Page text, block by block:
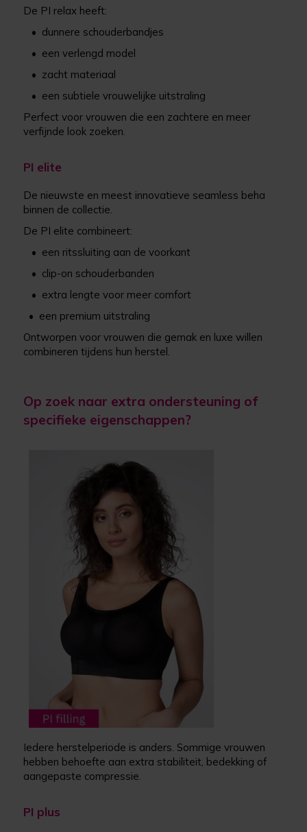
De PI relax heeft:
• dunnere schouderbandjes
• een verlengd model
• zacht materiaal
• een subtiele vrouwelijke uitstraling
Perfect voor vrouwen die een zachtere en meer
verfijnde look zoeken.
PI elite
De nieuwste en meest innovatieve seamless beha
binnen de collectie.
De PI elite combineert:
• een ritssluiting aan de voorkant
• clip-on schouderbanden
• extra lengte voor meer comfort
• een premium uitstraling
Ontworpen voor vrouwen die gemak en luxe willen
combineren tijdens hun herstel.
Op zoek naar extra ondersteuning of
specifieke eigenschappen?
Iedere herstelperiode is anders. Sommige vrouwen
hebben behoefte aan extra stabiliteit, bedekking of
aangepaste compressie.
PI plus